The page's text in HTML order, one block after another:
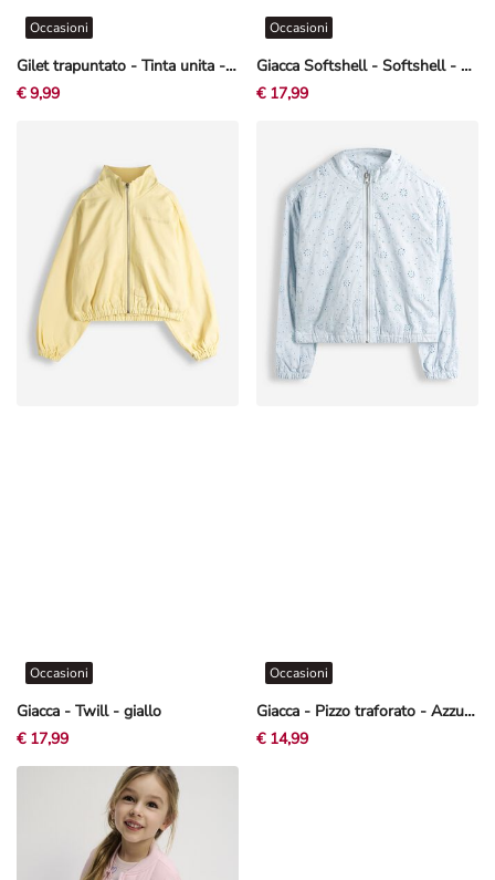
Gilet trapuntato - Tinta unita - Rosa chiaro
Occasioni
€ 9,99
Giacca Softshell - Softshell - Viola chiaro
Occasioni
€ 17,99
Giacca - Twill - giallo
Occasioni
€ 17,99
Giacca - Pizzo traforato - Azzurro
Occasioni
€ 14,99